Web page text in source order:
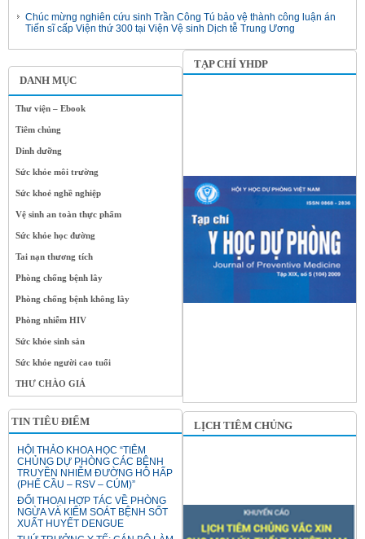
DANH MỤC
Thư viện – Ebook
Tiêm chủng
Dinh dưỡng
Sức khỏe môi trường
Sức khoẻ nghề nghiệp
Vệ sinh an toàn thực phẩm
Sức khỏe học đường
Tai nạn thương tích
Phòng chống bệnh lây
Phòng chống bệnh không lây
Phòng nhiễm HIV
Sức khỏe sinh sản
Sức khỏe người cao tuổi
THƯ CHÀO GIÁ
TIN TIÊU ĐIỂM
HỘI THẢO KHOA HỌC “TIÊM
CHỦNG DỰ PHÒNG CÁC BỆNH
TRUYỀN NHIỄM ĐƯỜNG HÔ HẤP
(PHẾ CẦU – RSV – CÚM)”
ĐỐI THOẠI HỢP TÁC VỀ PHÒNG
NGỪA VÀ KIỂM SOÁT BỆNH SỐT
XUẤT HUYẾT DENGUE
Chúc mừng nghiên cứu sinh Trần Công Tú bảo vệ thành công luận án
Tiến sĩ cấp Viện thứ 300 tại Viện Vệ sinh Dịch tễ Trung Ương
TẠP CHÍ YHDP
LỊCH TIÊM CHỦNG